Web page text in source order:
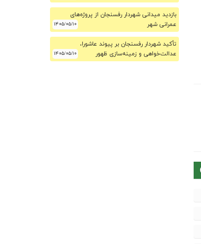
بازدید میدانی شهردار رفسنجان از پروژه‌های
عمرانی شهر
۱۴۰۵/۰۵/۱۰
تأکید شهردار رفسنجان بر پیوند عاشورا،
عدالت‌خواهی و زمینه‌سازی ظهور
۱۴۰۵/۰۵/۱۰